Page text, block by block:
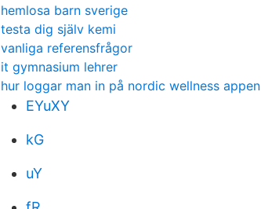
hemlosa barn sverige
testa dig själv kemi
vanliga referensfrågor
it gymnasium lehrer
hur loggar man in på nordic wellness appen
EYuXY
kG
uY